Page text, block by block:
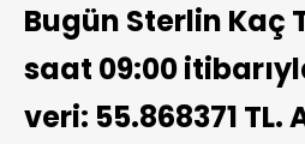
Bugün Sterlin Kaç
saat 09:00
veri: 55.868371 TL.